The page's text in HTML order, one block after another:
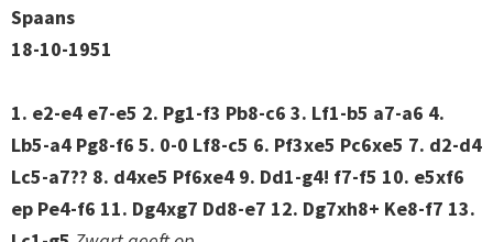
Spaans
18-10-1951
1. e2-e4 e7-e5 2. Pg1-f3 Pb8-c6 3. Lf1-b5 a7-a6 4.
Lb5-a4 Pg8-f6 5. 0-0 Lf8-c5 6. Pf3xe5 Pc6xe5 7. d2-d4
Lc5-a7?? 8. d4xe5 Pf6xe4 9. Dd1-g4! f7-f5 10. e5xf6
ep Pe4-f6 11. Dg4xg7 Dd8-e7 12. Dg7xh8+ Ke8-f7 13.